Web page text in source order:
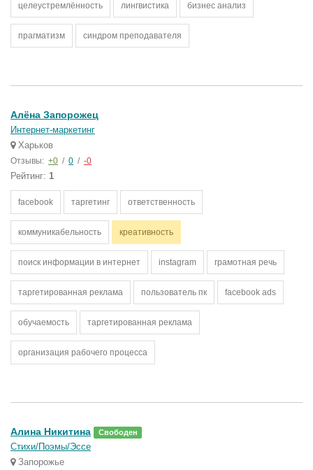
целеустремлённость лингвистика бизнес анализ
прагматизм синдром преподавателя
Алёна Запорожец
Интернет-маркетинг
Харьков
Отзывы: +0 / 0 / -0
Рейтинг: 1
facebook таргетинг ответственность
коммуникабельность креативность
поиск информации в интернет instagram грамотная речь
таргетированная реклама пользователь пк facebook ads
обучаемость таргетированная реклама
организация рабочего процесса
Алина Никитина Свободен
Стихи/Поэмы/Эссе
Запорожье